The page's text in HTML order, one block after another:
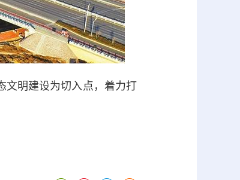
明建设为切入点，着力打